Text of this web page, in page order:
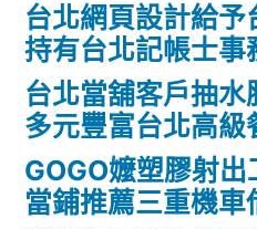
台北網頁設計給
持有台北記帳士事
台北當舖客戶抽
多元豐富台北高級
GOGO嬤塑膠射
當鋪推薦三重機車